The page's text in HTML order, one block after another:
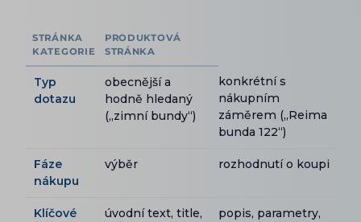
STRÁNKA
KATEGORIE
PRODUKTOVÁ
STRÁNKA
Typ
dotazu
obecnější a
hodně hledaný
(„zimní bundy“)
konkrétní s
nákupním
záměrem („Reima
bunda 122“)
Fáze
nákupu
výběr rozhodnutí o koupi
Klíčové
úvodní text, title,
popis, parametry,